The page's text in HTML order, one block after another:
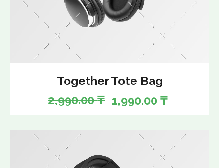
Together Tote Bag
2,990.00₸ 1,990.00 ₸